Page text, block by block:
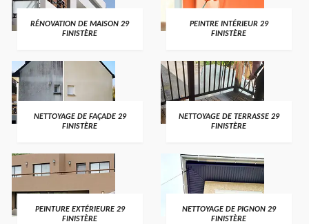
RÉNOVATION DE MAISON 29
FINISTÈRE
PEINTRE INTÉRIEUR 29
FINISTÈRE
NETTOYAGE DE FAÇADE 29
FINISTÈRE
NETTOYAGE DE TERRASSE 29
FINISTÈRE
PEINTURE EXTÉRIEURE 29
FINISTÈRE
NETTOYAGE DE PIGNON 29
FINISTÈRE